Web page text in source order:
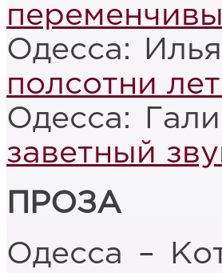
Одесса:
полсотни
Одесса:
заветный
ПРОЗА
Одесса –